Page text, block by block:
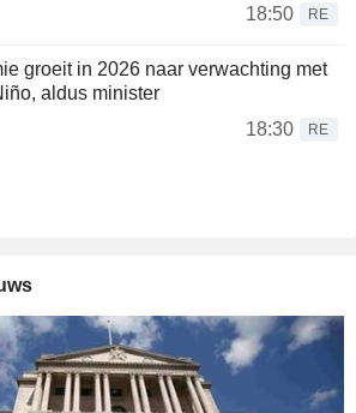
18:50 RE
groeit in 2026 naar verwachting met
aldus minister
18:30
RE